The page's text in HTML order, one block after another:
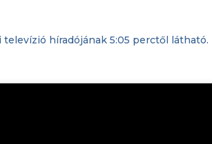
híradójának 5:05 perctől látható.